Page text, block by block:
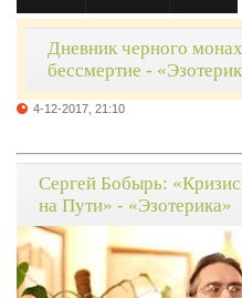
Дневник черного
бессмертие -
4-12-2017, 21:10
Сергей Бобырь:
на Пути» - «Эзотерика»